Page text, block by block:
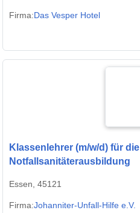
Firma:Das Vesper Hotel
Klassenlehrer (m/w/d) für die
Notfallsanitäterausbildung
Essen, 45121
Firma:Johanniter-Unfall-Hilfe e.V.